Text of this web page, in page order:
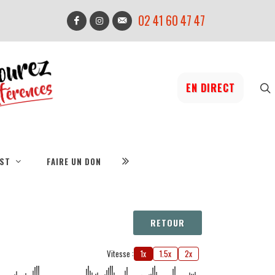
02 41 60 47 47
EN DIRECT
FAIRE UN DON
RETOUR
Vitesse : 1x 1.5x 2x